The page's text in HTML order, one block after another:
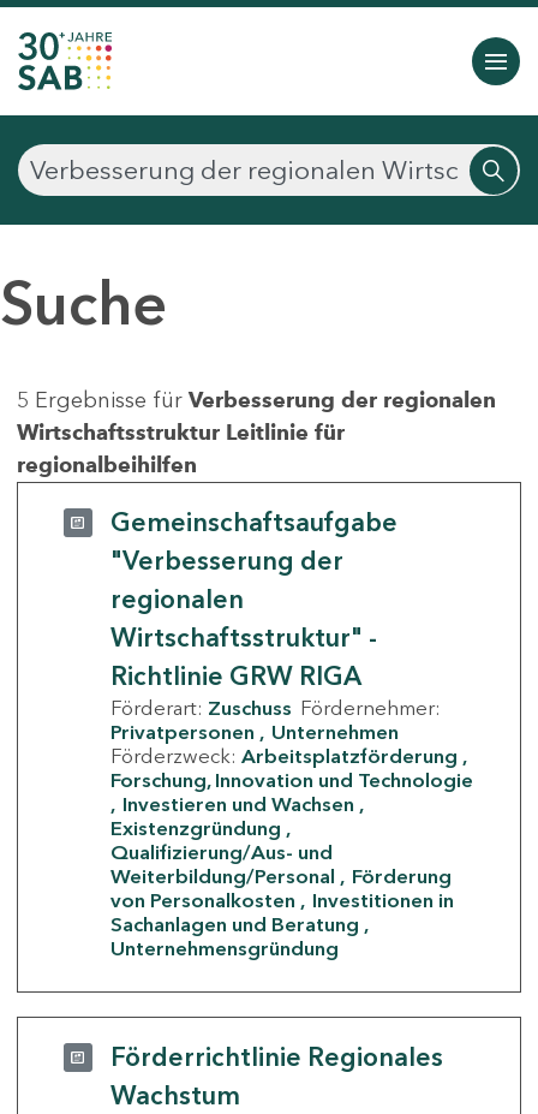
Suche
5 Ergebnisse für Verbesserung der regionalen
Wirtschaftsstruktur Leitlinie für
regionalbeihilfen
Gemeinschaftsaufgabe
"Verbesserung der
regionalen
Wirtschaftsstruktur" -
Richtlinie GRW RIGA
Förderart: Zuschuss Fördernehmer:
Privatpersonen
Unternehmen
Förderzweck: Arbeitsplatzförderung
Forschung, Innovation und Technologie
Investieren und Wachsen
Existenzgründung
Qualifizierung/Aus- und
Weiterbildung/Personal
Förderung
von Personalkosten
Investitionen in
Sachanlagen und Beratung
Unternehmensgründung
Förderrichtlinie Regionales
Wachstum